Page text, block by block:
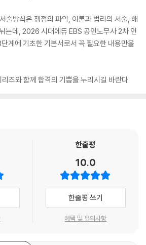
술방식은 쟁점의 파악, 이론과 법리의 서술, 해
는데, 2026 시대에듀 EBS 공인노무사 2차 인
계에 기초한 기본서로서 꼭 필요한 내용만을
즈와 함께 합격의 기쁨을 누리시길 바란다.
한줄평
10.0
한줄평 쓰기
혜택 및 유의사항